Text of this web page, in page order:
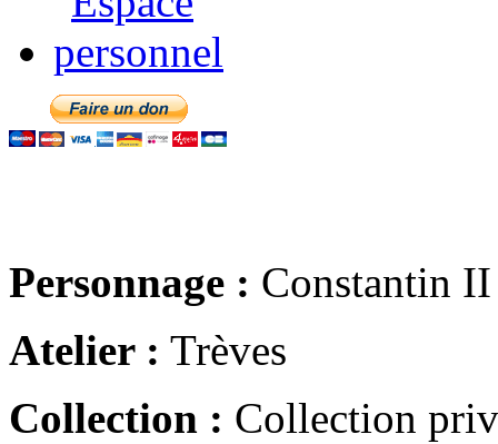
Personnage : Constantin II
Atelier : Trèves
Collection : Collection